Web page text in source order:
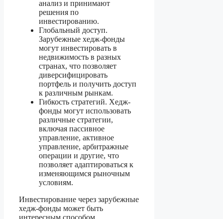
анализ и принимают
решения по
инвестированию.
Глобальный доступ.
Зарубежные хедж-фонды
могут инвестировать в
недвижимость в разных
странах, что позволяет
диверсифицировать
портфель и получить доступ
к различным рынкам.
Гибкость стратегий. Хедж-
фонды могут использовать
различные стратегии,
включая пассивное
управление, активное
управление, арбитражные
операции и другие, что
позволяет адаптироваться к
изменяющимся рыночным
условиям.
Инвестирование через зарубежные
хедж-фонды может быть
интересным способом